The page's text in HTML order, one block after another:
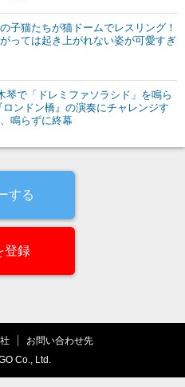
子猫たちが猫ドームでレスリング！
っては起き上がれない姿が可愛すぎ
琴で「ドレミファソラシド」を鳴ら
ロンドン橋』の演奏にチャレンジす
鳴らずに終幕
する
登録
お問い合わせ先
Co., Ltd.